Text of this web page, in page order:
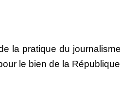
la pratique du
le bien de la